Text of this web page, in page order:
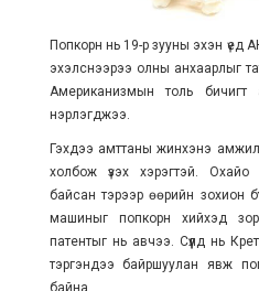
Попкорн нь 19-р зууны эхэн үед
эхэлснээрээ олны анхаарлыг
Американизмын толь
нэрлэгджээ.
Гэхдээ амттаны жинхэнэ
холбож үзэх хэрэгтэй.
байсан тэрээр өөрийн зохион
машиныг попкорн хийхэд
патентыг нь авчээ. Сүүлд нь
тэргэндээ байршуулан явж
байна.